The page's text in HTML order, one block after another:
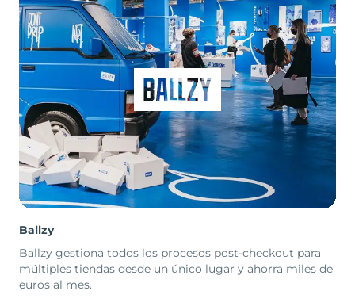
Ballzy
Ballzy gestiona todos los procesos post-checkout para
múltiples tiendas desde un único lugar y ahorra miles de
euros al mes.